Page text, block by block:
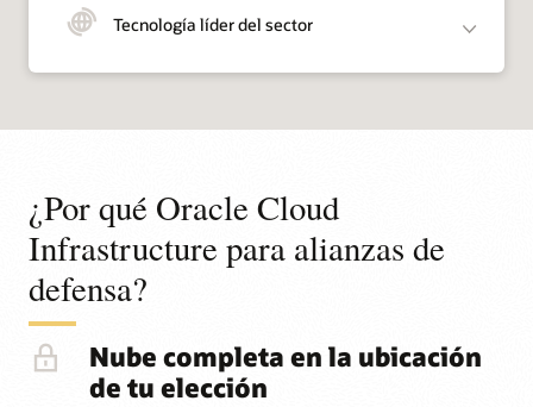
Tecnología líder del sector
¿Por qué Oracle Cloud
Infrastructure para alianzas de
defensa?
Nube completa en la ubicación
de tu elección